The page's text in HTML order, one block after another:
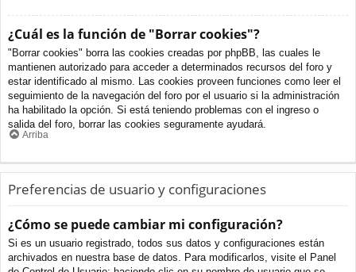
¿Cuál es la función de "Borrar cookies"?
"Borrar cookies" borra las cookies creadas por phpBB, las cuales le
mantienen autorizado para acceder a determinados recursos del foro y
estar identificado al mismo. Las cookies proveen funciones como leer el
seguimiento de la navegación del foro por el usuario si la administración
ha habilitado la opción. Si está teniendo problemas con el ingreso o
salida del foro, borrar las cookies seguramente ayudará.
Arriba
Preferencias de usuario y configuraciones
¿Cómo se puede cambiar mi configuración?
Si es un usuario registrado, todos sus datos y configuraciones están
archivados en nuestra base de datos. Para modificarlos, visite el Panel